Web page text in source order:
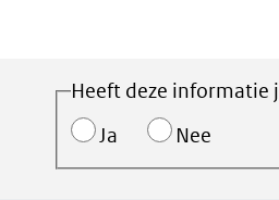
Heeft deze informatie
Ja
Nee